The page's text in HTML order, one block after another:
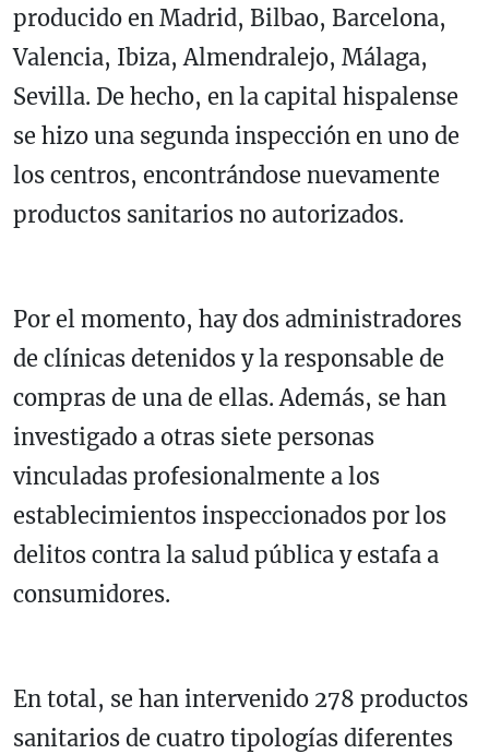
producido en Madrid, Bilbao, Barcelona,
Valencia, Ibiza, Almendralejo, Málaga,
Sevilla. De hecho, en la capital hispalense
se hizo una segunda inspección en uno de
los centros, encontrándose nuevamente
productos sanitarios no autorizados.
Por el momento, hay dos administradores
de clínicas detenidos y la responsable de
compras de una de ellas. Además, se han
investigado a otras siete personas
vinculadas profesionalmente a los
establecimientos inspeccionados por los
delitos contra la salud pública y estafa a
consumidores.
En total, se han intervenido 278 productos
sanitarios de cuatro tipologías diferentes